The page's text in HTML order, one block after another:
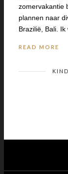
zomervakantie
plannen naar
Brazilië, Bali.
READ MORE